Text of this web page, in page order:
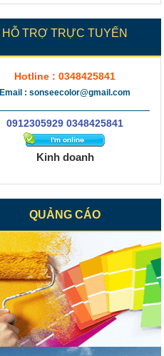
HỖ TRỢ TRỰC TUYẾN
Hotline : 0348425841
Email : sonseecolor@gmail.com
0912305929 0348425841
Kinh doanh
QUẢNG CÁO